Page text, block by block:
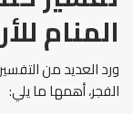
المنام
ورد العديد من
الفجر، أهمها ما يلي: